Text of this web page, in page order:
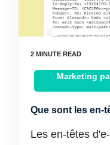
Marketing
Que sont les en-
Les en-têtes